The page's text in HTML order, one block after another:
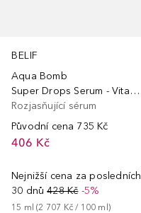
BELIF
Aqua Bomb
Super Drops Serum - Vitamin C 8%
Rozjasňující sérum
Původní cena 735 Kč
406 Kč
Nejnižší cena za posledních
30 dnů 428 Kč-5%
15 ml (2 707 Kč / 100 ml)